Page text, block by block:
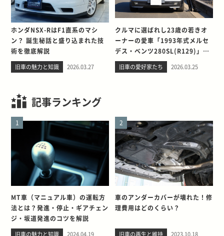
ホンダNSX-RはF1直系のマシ
ン？ 誕生秘話と盛り込まれた技
術を徹底解説
旧車の魅力と知識 2026.03.27
クルマに選ばれし23歳の若きオ
ーナーの愛車「1993年式メルセ
デス・ベンツ280SL(R129)」と
の出会い。そして別れを考える
旧車の愛好家たち 2026.03.25
記事ランキング
1
MT車（マニュアル車）の運転方
法とは？発進・停止・ギアチェン
ジ・坂道発進のコツを解説
旧車の魅力と知識 2024.04.19
2
車のアンダーカバーが壊れた！修
理費用はどのくらい？
旧車の再生と維持 2023.10.18